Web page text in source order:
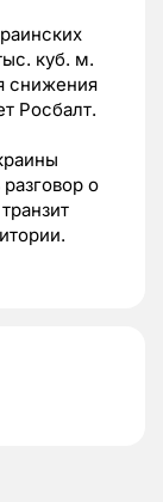
куб. м.
снижения
Росбалт.
о